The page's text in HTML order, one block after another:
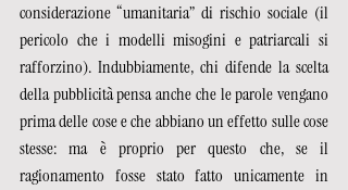
considerazione “umanitaria” di rischio sociale (il
pericolo che i modelli misogini e patriarcali si
rafforzino). Indubbiamente, chi difende la scelta
della pubblicità pensa anche che le parole vengano
prima delle cose e che abbiano un effetto sulle cose
stesse: ma è proprio per questo che, se il
ragionamento fosse stato fatto unicamente in